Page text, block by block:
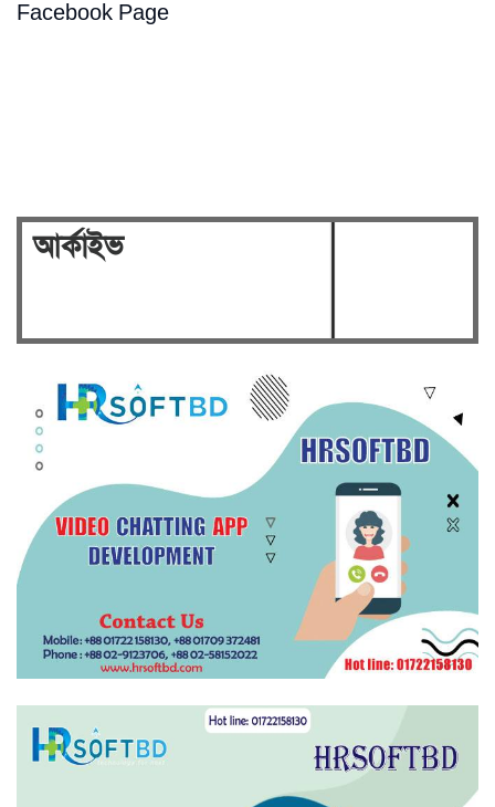
to death for crimes…
Facebook Page
আর্কাইভ